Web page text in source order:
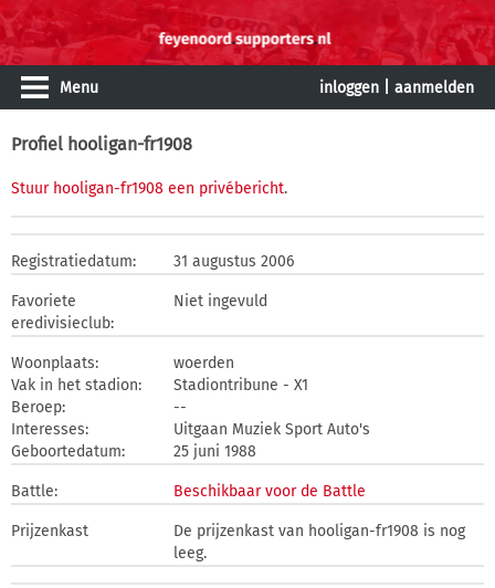
Menu inloggen aanmelden
Profiel hooligan-fr1908
Stuur hooligan-fr1908 een privébericht.
Registratiedatum: 31 augustus 2006
Favoriete
eredivisieclub:
Niet ingevuld
Woonplaats:
woerden
Vak in het stadion:
Stadiontribune - X1
Beroep:
--
Interesses:
Uitgaan Muziek Sport Auto's
Geboortedatum:
25 juni 1988
Battle: Beschikbaar voor de Battle
Prijzenkast
De prijzenkast van hooligan-fr1908 is nog
leeg.